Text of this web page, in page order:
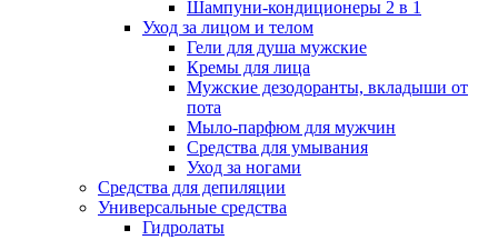
Шампуни-кондиционеры 2 в 1
Уход за лицом и телом
Гели для душа мужские
Кремы для лица
Мужские дезодоранты, вкладыши от
пота
Мыло-парфюм для мужчин
Средства для умывания
Уход за ногами
Средства для депиляции
Универсальные средства
Гидролаты